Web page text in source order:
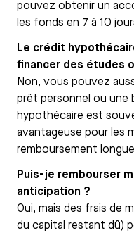
pouvez obtenir un
les fonds en 7 à 10
Le crédit
financer des études
Non, vous pouvez
prêt personnel ou une
hypothécaire est
avantageuse pour les
remboursement
Puis-je rembourser
anticipation ?
Oui, mais des frais de
du capital restant dû)